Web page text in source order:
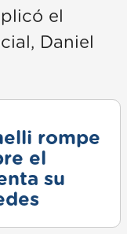
el
Daniel
rompe
el
su